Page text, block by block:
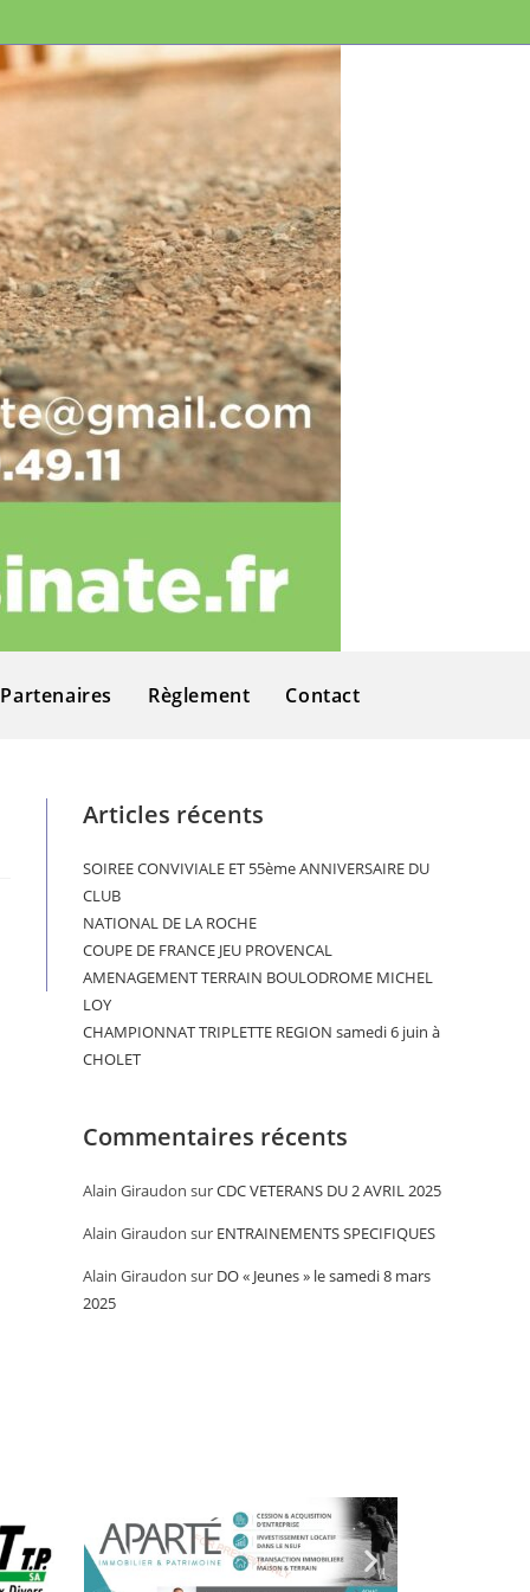
Partenaires Règlement Contact
Articles récents
SOIREE CONVIVIALE ET 55ème ANNIVERSAIRE DU
CLUB
NATIONAL DE LA ROCHE
COUPE DE FRANCE JEU PROVENCAL
AMENAGEMENT TERRAIN BOULODROME MICHEL
LOY
CHAMPIONNAT TRIPLETTE REGION samedi 6 juin à
CHOLET
Commentaires récents
Alain Giraudon surCDC VETERANS DU 2 AVRIL 2025
Alain Giraudon sur ENTRAINEMENTS SPECIFIQUES
Alain Giraudon sur DO « Jeunes » le samedi 8 mars
2025